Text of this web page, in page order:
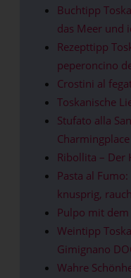
Buchtipp
das Meer und
Rezepttipp
peperoncino
Crostini al
Toskanische
Stufato alla
Ribollita – Der
Pasta al
knusprig,
Pulpo mit
Weintipp
Gimignano
Wahre